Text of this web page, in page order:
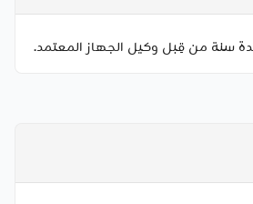
سنة من قِبل وكيل الجهاز المعتمد.